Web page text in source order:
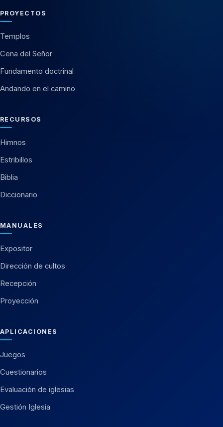
PROYECTOS
Templos
Cena del Señor
Fundamento doctrinal
Andando en el camino
RECURSOS
Himnos
Estribillos
Biblia
Diccionario
MANUALES
Expositor
Dirección de cultos
Recepción
Proyección
APLICACIONES
Juegos
Cuestionarios
Evaluación de iglesias
Gestión Iglesia